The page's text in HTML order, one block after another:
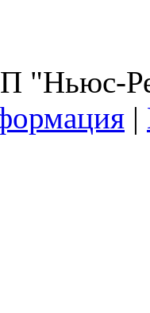
"Ньюс-
|